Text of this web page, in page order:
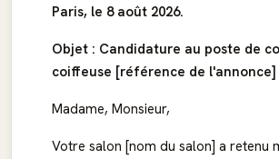
Paris, le 8 août 2026.
Objet : Candidature au poste de
coiffeuse [référence de l'annonce]
Madame, Monsieur,
Votre salon [nom du salon] a retenu